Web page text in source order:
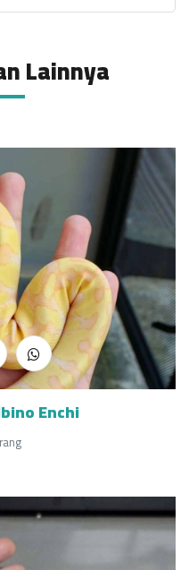
Lainnya
Enchi